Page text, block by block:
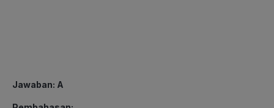
Jawaban: A